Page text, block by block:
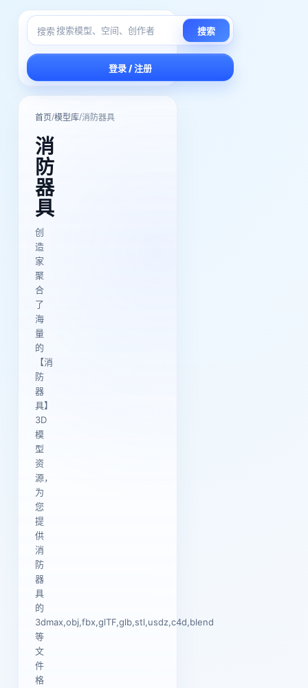
搜索 搜索
登录 / 注册
首页/模型库/消防器具
消
防
器
具
创
造
家
聚
合
了
海
量
的
【消
防
器
具】
3D
模
型
资
源，
为
您
提
供
消
防
器
具
的
3dmax,obj,fbx,glTF,glb,stl,usdz,c4d,blend
等
文
件
格